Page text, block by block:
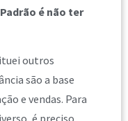
Padrão é não ter
outros
são a base
e vendas. Para